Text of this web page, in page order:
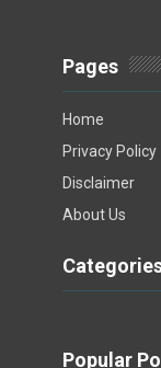
Pages
Home
Privacy Policy
Disclaimer
About Us
Popular